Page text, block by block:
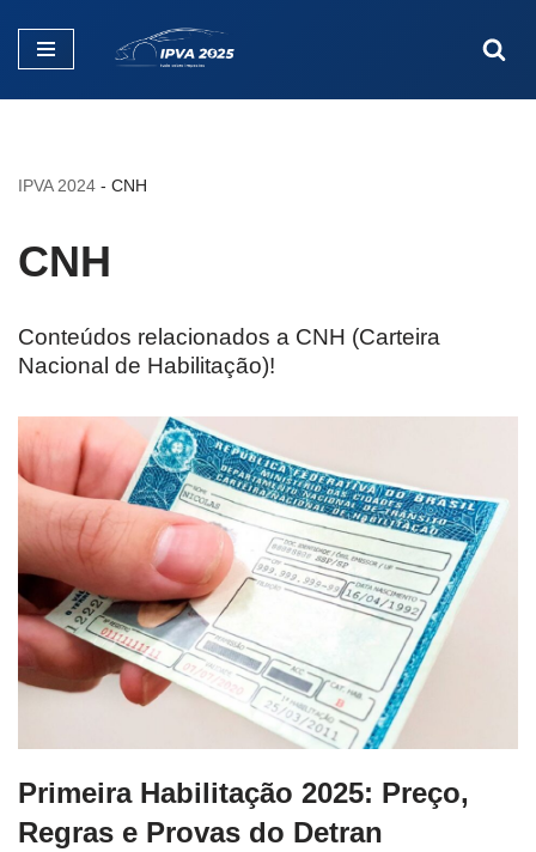
Pular
IPVA 2024 - CNH
CNH
Conteúdos relacionados a CNH (Carteira
Nacional de Habilitação)!
Primeira Habilitação 2025: Preço,
Regras e Provas do Detran